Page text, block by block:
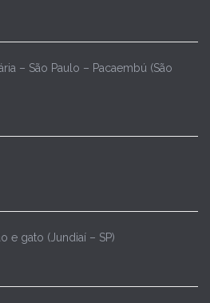
– São Paulo – Pacaembú (São
e gato (Jundiaí – SP)